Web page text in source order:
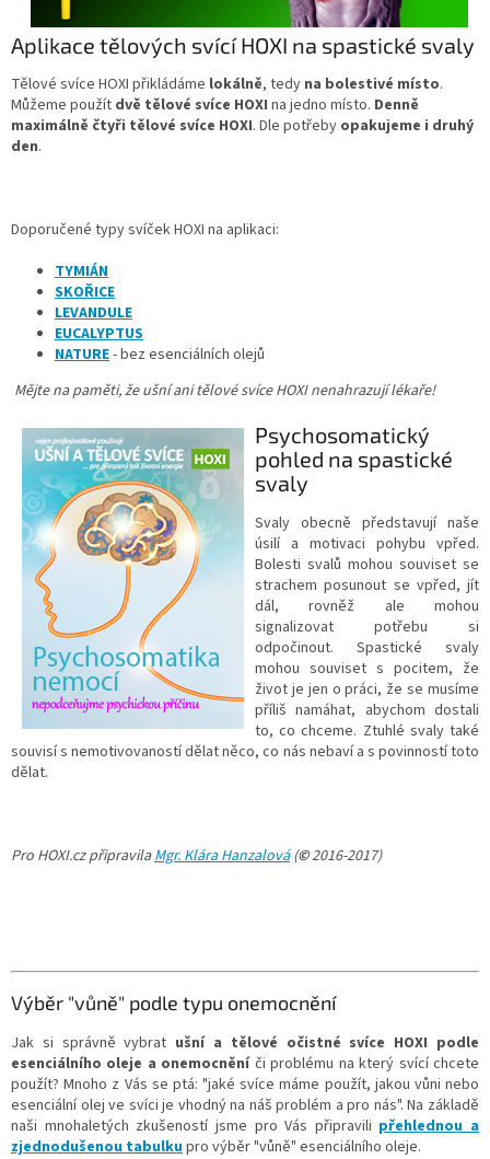
Aplikace tělových svící HOXI na spastické svaly
Tělové svíce HOXI přikládáme lokálně, tedy na bolestivé místo.
Můžeme použít dvě tělové svíce HOXI na jedno místo. Denně
maximálně čtyři tělové svíce HOXI. Dle potřeby opakujeme i druhý
den.
Doporučené typy svíček HOXI na aplikaci:
TYMIÁN
SKOŘICE
LEVANDULE
EUCALYPTUS
NATURE- bez esenciálních olejů
Mějte na paměti, že ušní ani tělové svíce HOXI nenahrazují lékaře!
Psychosomatický
pohled na spastické
svaly
Svaly obecně představují naše
úsilí a motivaci pohybu vpřed.
Bolesti svalů mohou souviset se
strachem posunout se vpřed, jít
dál, rovněž ale mohou
signalizovat potřebu si
odpočinout. Spastické svaly
mohou souviset s pocitem, že
život je jen o práci, že se musíme
příliš namáhat, abychom dostali
to, co chceme. Ztuhlé svaly také
souvisí s nemotivovaností dělat něco, co nás nebaví a s povinností toto
dělat.
Pro HOXI.cz připravilaMgr. Klára Hanzalová(©2016-2017)
Výběr "vůně" podle typu onemocnění
Jak si správně vybrat ušní a tělové očistné svíce HOXI podle
esenciálního oleje a onemocněníči problému na který svící chcete
použít? Mnoho z Vás se ptá: "jaké svíce máme použít, jakou vůni nebo
esenciální olej ve svíci je vhodný na náš problém a pro nás". Na základě
naši mnohaletých zkušeností jsme pro Vás připravili přehlednou a
zjednodušenou tabulkupro výběr "vůně" esenciálního oleje.